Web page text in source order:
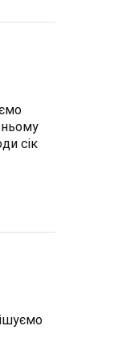
сік